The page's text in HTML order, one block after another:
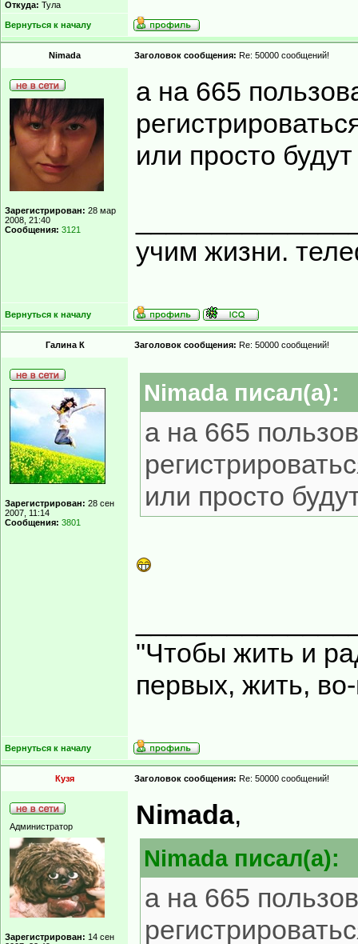
Откуда: Тула
Вернуться к началу
Nimada Заголовок сообщения: Re: 50000 сообщений!
Зарегистрирован: 28 мар
2008, 21:40
Сообщения: 3121
а на 665
или просто
учим жизни.
Вернуться к началу
Галина К Заголовок сообщения: Re: 50000 сообщений!
Зарегистрирован: 28 сен
2007, 11:14
Сообщения: 3801
Nimada писал(а):
а на 665
или просто
"Чтобы жить и
первых, жить,
Вернуться к началу
Кузя Заголовок сообщения: Re: 50000 сообщений!
Администратор
Зарегистрирован: 14 сен
Nimada,
Nimada писал(а):
а на 665